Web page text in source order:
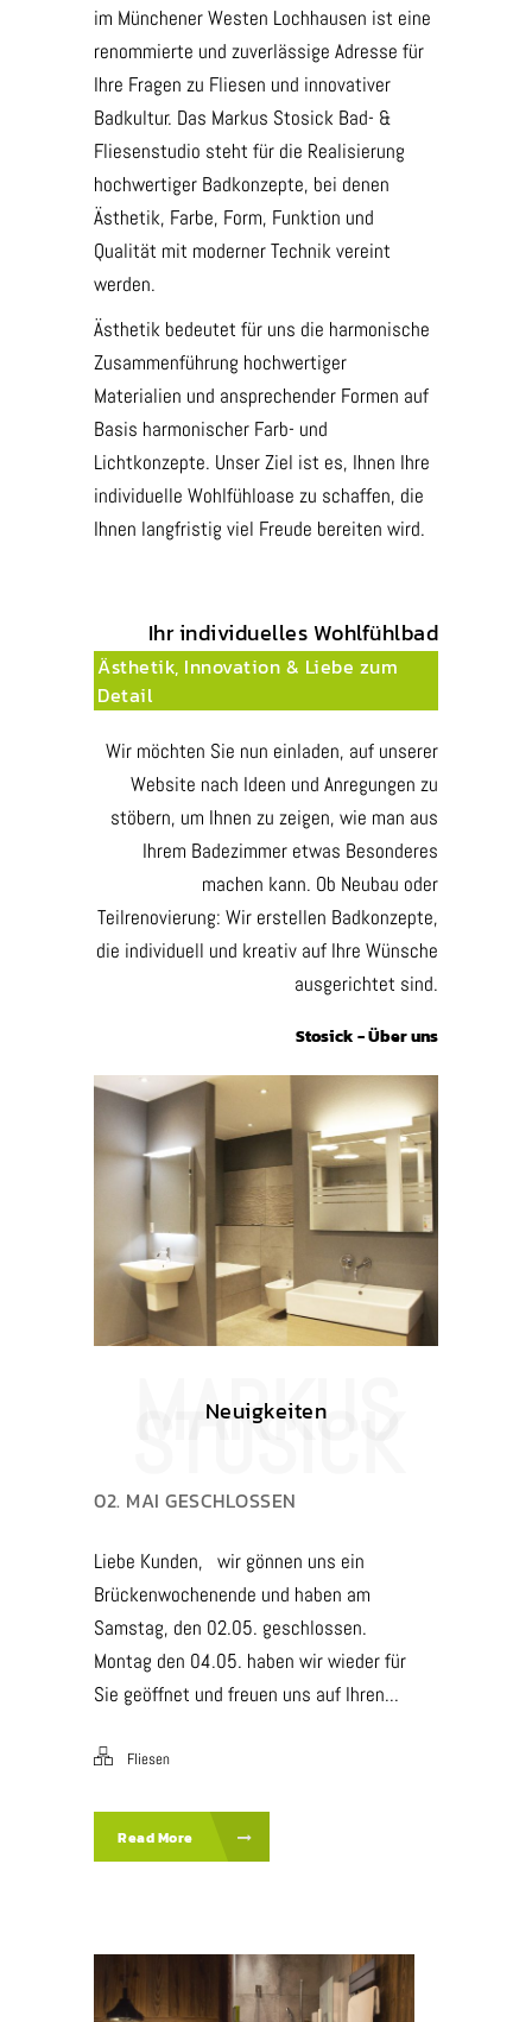
im Münchener Westen Lochhausen ist eine
renommierte und zuverlässige Adresse für
Ihre Fragen zu Fliesen und innovativer
Badkultur. Das Markus Stosick Bad- &
Fliesenstudio steht für die Realisierung
hochwertiger Badkonzepte, bei denen
Ästhetik, Farbe, Form, Funktion und
Qualität mit moderner Technik vereint
werden.
Ästhetik bedeutet für uns die harmonische
Zusammenführung hochwertiger
Materialien und ansprechender Formen auf
Basis harmonischer Farb- und
Lichtkonzepte. Unser Ziel ist es, Ihnen Ihre
individuelle Wohlfühloase zu schaffen, die
Ihnen langfristig viel Freude bereiten wird.
Ihr individuelles Wohlfühlbad
Ästhetik, Innovation & Liebe zum
Detail
Wir möchten Sie nun einladen, auf unserer
Website nach Ideen und Anregungen zu
stöbern, um Ihnen zu zeigen, wie man aus
Ihrem Badezimmer etwas Besonderes
machen kann. Ob Neubau oder
Teilrenovierung: Wir erstellen Badkonzepte,
die individuell und kreativ auf Ihre Wünsche
ausgerichtet sind.
Stosick - Über uns
Neuigkeiten
02. MAI GESCHLOSSEN
Liebe Kunden, wir gönnen uns ein
Brückenwochenende und haben am
Samstag, den 02.05. geschlossen.
Montag den 04.05. haben wir wieder für
Sie geöffnet und freuen uns auf Ihren...
Fliesen
Read More